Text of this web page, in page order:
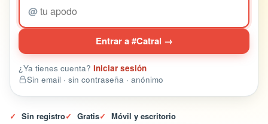
@
Entrar a #Catral →
¿Ya tienes cuenta? Iniciar sesión
Sin email · sin contraseña · anónimo
✓ Sin registro✓ Gratis✓ Móvil y escritorio